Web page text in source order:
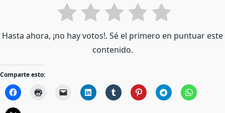
Hasta ahora, ¡no hay votos!. Sé el primero en puntuar este
contenido.
Comparte esto: